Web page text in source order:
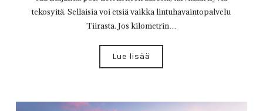
tekosyitä. Sellaisia voi etsiä vaikka lintuhavaintopalvelu
Tiirasta. Jos kilometrin…
Lue lisää